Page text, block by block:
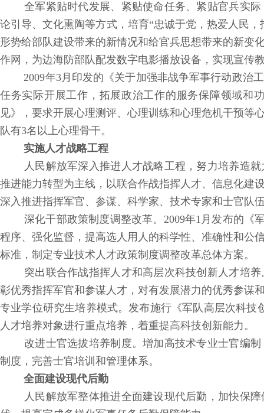
全军紧贴时代发展、紧贴使命任务、紧贴官兵实
论引导、文化熏陶等方式，培育“忠诚于党，热爱人民
形势给部队建设带来的新情况和给官兵思想带来的新变
作网，为边海防部队配发数字电影播放设备，实现宣传
2009年3月印发的《关于加强非战争军事行动政治
任务实际开展工作，拓展政治工作的服务保障领域和
见》，要求开展心理测评、心理训练和心理危机干预等
队有3名以上心理骨干。
实施人才战略工程
人民解放军深入推进人才战略工程，努力培养造
推进能力转型为主线，以联合作战指挥人才、信息化建
深入推进指挥军官、参谋、科学家、技术专家和士官队
深化干部政策制度调整改革。2009年1月发布的《
程序、强化监督，提高选人用人的科学性、准确性和公
标准，制定专业技术人才政策制度调整改革总体方案。
突出联合作战指挥人才和高层次科技创新人才培
彰优秀指挥军官和参谋人才，对有发展潜力的优秀参谋
专业学位研究生培养模式。发布施行《军队高层次科
人才培养对象进行重点培养，着重提高科技创新能力。
改进士官选拔培养制度。增加高技术专业士官编
制度，完善士官培训和管理体系。
全面建设现代后勤
人民解放军整体推进全面建设现代后勤，加快保